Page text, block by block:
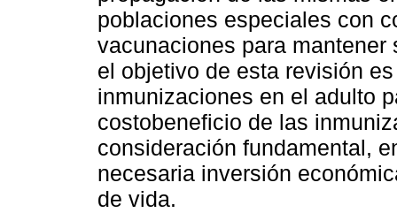
poblaciones especiales con
vacunaciones para
el objetivo de esta revisión
inmunizaciones en el adulto
costobeneficio de las
consideración fundamental,
necesaria inversión
de vida.